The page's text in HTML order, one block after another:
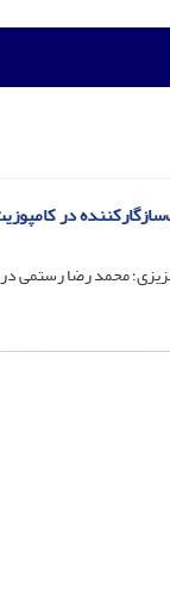
در
محمد رضا رستمی